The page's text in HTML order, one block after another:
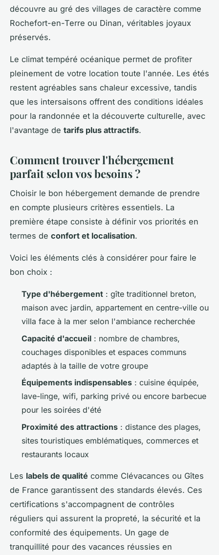
découvre au gré des villages de caractère comme
Rochefort-en-Terre ou Dinan, véritables joyaux
préservés.
Le climat tempéré océanique permet de profiter
pleinement de votre location toute l'année. Les étés
restent agréables sans chaleur excessive, tandis
que les intersaisons offrent des conditions idéales
pour la randonnée et la découverte culturelle, avec
l'avantage de tarifs plus attractifs.
Comment trouver l'hébergement
parfait selon vos besoins ?
Choisir le bon hébergement demande de prendre
en compte plusieurs critères essentiels. La
première étape consiste à définir vos priorités en
termes de confort et localisation.
Voici les éléments clés à considérer pour faire le
bon choix :
Type d'hébergement : gîte traditionnel breton,
maison avec jardin, appartement en centre-ville ou
villa face à la mer selon l'ambiance recherchée
Capacité d'accueil : nombre de chambres,
couchages disponibles et espaces communs
adaptés à la taille de votre groupe
Équipements indispensables : cuisine équipée,
lave-linge, wifi, parking privé ou encore barbecue
pour les soirées d'été
Proximité des attractions : distance des plages,
sites touristiques emblématiques, commerces et
restaurants locaux
Les labels de qualité comme Clévacances ou Gîtes
de France garantissent des standards élevés. Ces
certifications s'accompagnent de contrôles
réguliers qui assurent la propreté, la sécurité et la
conformité des équipements. Un gage de
tranquillité pour des vacances réussies en